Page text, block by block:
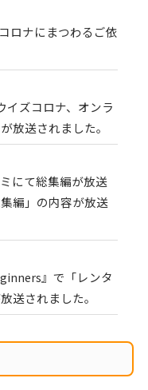
ロナにまつわるご依
ズコロナ、オンラ
放送されました。
にて総集編が放送
編」の内容が放送
』で「レンタ
送されました。